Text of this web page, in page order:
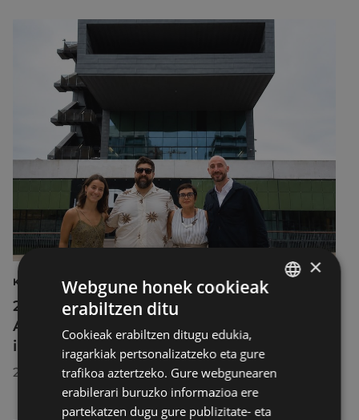
KULTURA
2026ko Delta Cultura Saria jaso du
Armagintzaren Museoak, izandako
ibilbideagatik
2026/07/23
×
Webgune honek cookieak
erabiltzen ditu
Cookieak erabiltzen ditugu edukia,
iragarkiak pertsonalizatzeko eta gure
trafikoa aztertzeko. Gure webgunearen
erabilerari buruzko informazioa ere
partekatzen dugu gure publizitate- eta